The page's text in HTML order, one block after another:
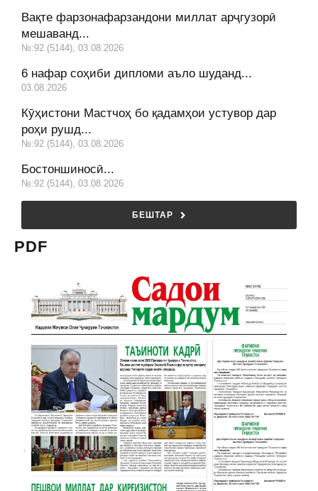
Вақте фарзонафарзандони миллат арҷгузорӣ
мешаванд...
№:92 (5144), 03.08.2026
6 нафар соҳиби дипломи аъло шуданд...
03.08.2026
Кӯҳистони Мастчоҳ бо қадамҳои устувор дар
роҳи рушд...
№:92 (5144), 03.08.2026
Бостоншиносӣ...
№:92 (5144), 03.08.2026
БЕШТАР
PDF